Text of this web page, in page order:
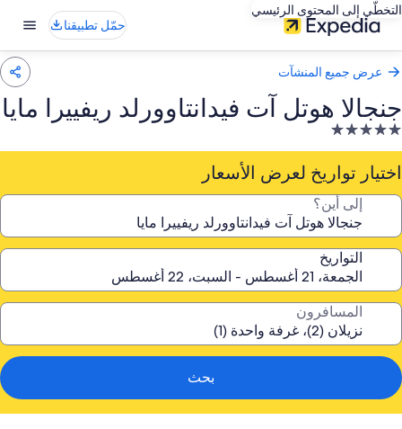
إلى المحتوى الرئيسي
حمّل تطبيقنا
عرض جميع المنشآت
هوتل آت فيدانتاوورلد ريفييرا مايا
تواريخ لعرض الأسعار
إلى أين؟
التواريخ
المسافرون
بحث